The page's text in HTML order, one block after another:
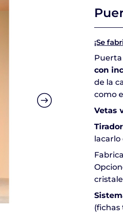
¡Se
con
de la
como
Vetas
(fichas